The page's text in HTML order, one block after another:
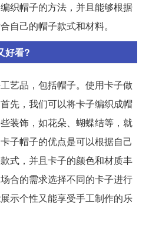
织帽子的方法，并且能够根据
自己的帽子款式和材料。
好看?
艺品，包括帽子。使用卡子做
先，我们可以将卡子编织成帽
装饰，如花朵、蝴蝶结等，就
子帽子的优点是可以根据自己
式，并且卡子的颜色和材质丰
合的需求选择不同的卡子进行
示个性又能享受手工制作的乐